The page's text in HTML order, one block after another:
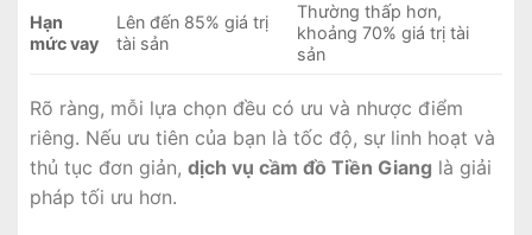
Hạn
mức vay
Lên đến 85% giá trị
tài sản
Thường thấp hơn,
khoảng 70% giá trị tài
sản
Rõ ràng, mỗi lựa chọn đều có ưu và nhược điểm
riêng. Nếu ưu tiên của bạn là tốc độ, sự linh hoạt và
thủ tục đơn giản, dịch vụ cầm đồ Tiền Giang là giải
pháp tối ưu hơn.